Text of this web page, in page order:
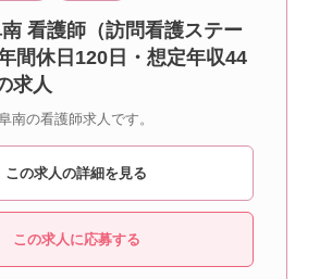
看護師（訪問看護ステー
間休日120日・想定年収44
求人
南の看護師求人です。
この求人の詳細を見る
この求人に応募する